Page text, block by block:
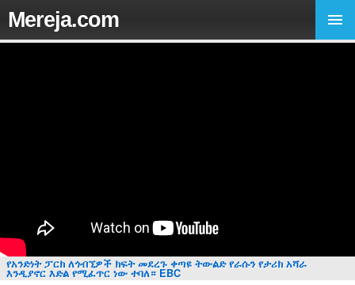
Mereja.com
የአንድነት ፓርክ ለጎብኚዎች ክፍት መደረጉ ቀጣዩ ትውልድ የራሱን የታሪክ አሻራ
እንዲያኖር እድል የሚፈጥር ነው ተባለ። EBC